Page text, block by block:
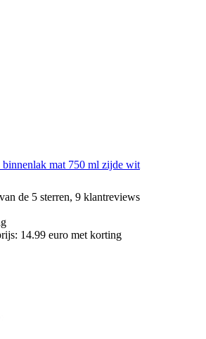
mat 750 ml zijde wit
de 5 sterren, 9 klantreviews
14.99 euro met korting